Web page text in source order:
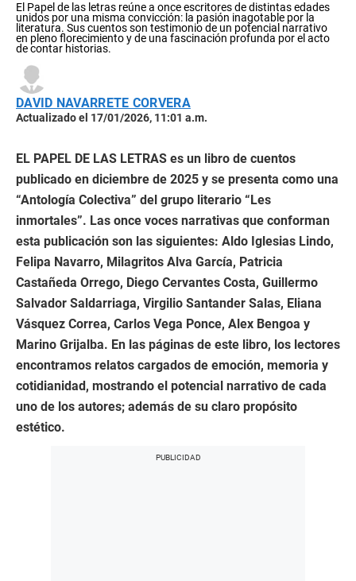
El Papel de las letras reúne a once escritores de distintas edades
unidos por una misma convicción: la pasión inagotable por la
literatura. Sus cuentos son testimonio de un potencial narrativo
en pleno florecimiento y de una fascinación profunda por el acto
de contar historias.
DAVID NAVARRETE CORVERA
Actualizado el 17/01/2026, 11:01 a.m.
EL PAPEL DE LAS LETRAS es un libro de cuentos
publicado en diciembre de 2025 y se presenta como una
“Antología Colectiva” del grupo literario “Les
inmortales”. Las once voces narrativas que conforman
esta publicación son las siguientes: Aldo Iglesias Lindo,
Felipa Navarro, Milagritos Alva García, Patricia
Castañeda Orrego, Diego Cervantes Costa, Guillermo
Salvador Saldarriaga, Virgilio Santander Salas, Eliana
Vásquez Correa, Carlos Vega Ponce, Alex Bengoa y
Marino Grijalba. En las páginas de este libro, los lectores
encontramos relatos cargados de emoción, memoria y
cotidianidad, mostrando el potencial narrativo de cada
uno de los autores; además de su claro propósito
estético.